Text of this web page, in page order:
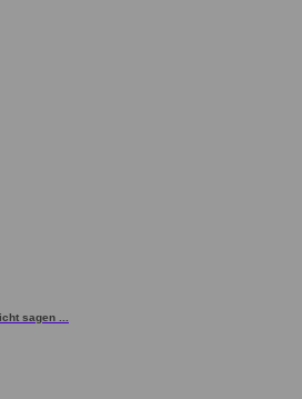
sagen ...